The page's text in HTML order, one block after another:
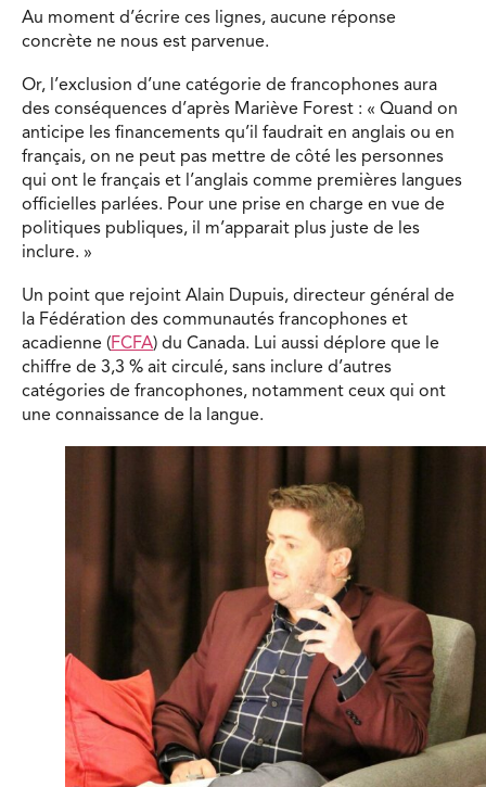
Au moment d’écrire ces lignes, aucune réponse
concrète ne nous est parvenue.
Or, l’exclusion d’une catégorie de francophones aura
des conséquences d’après Mariève Forest : « Quand on
anticipe les financements qu’il faudrait en anglais ou en
français, on ne peut pas mettre de côté les personnes
qui ont le français et l’anglais comme premières langues
officielles parlées. Pour une prise en charge en vue de
politiques publiques, il m’apparait plus juste de les
inclure. »
Un point que rejoint Alain Dupuis, directeur général de
la Fédération des communautés francophones et
acadienne (FCFA) du Canada. Lui aussi déplore que le
chiffre de 3,3 % ait circulé, sans inclure d’autres
catégories de francophones, notamment ceux qui ont
une connaissance de la langue.